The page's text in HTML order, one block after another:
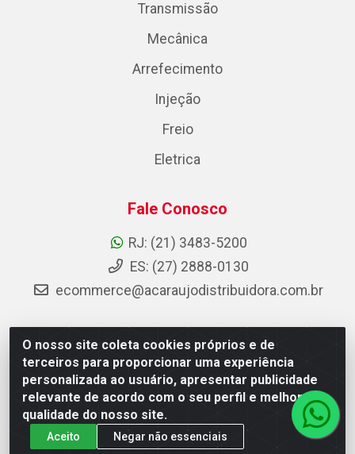
O nosso site coleta cookies próprios e de
terceiros para proporcionar uma experiência
personalizada ao usuário, apresentar publicidade
relevante de acordo com o seu perfil e melhorar a
qualidade do nosso site.
Aceito Negar não essenciais
Transmissão
Mecânica
Arrefecimento
Injeção
Freio
Eletrica
Fale Conosco
RJ: (21) 3483-5200
ES: (27) 2888-0130
ecommerce@acaraujodistribuidora.com.br
AC Araujo Distribuidora - Rua Carneiro de Campos, 42 -
São Cristóvão, Rio de Janeiro/RJ - CEP 20.920-410 -
CNPJ 08.744.753/0003-85